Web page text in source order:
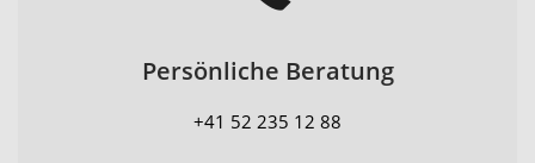
Persönliche Beratung
+41 52 235 12 88